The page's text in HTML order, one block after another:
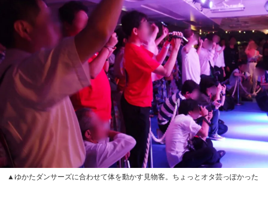
▲ゆかたダンサーズに合わせて体を動かす見物客。ちょっとオタ芸っぽかった